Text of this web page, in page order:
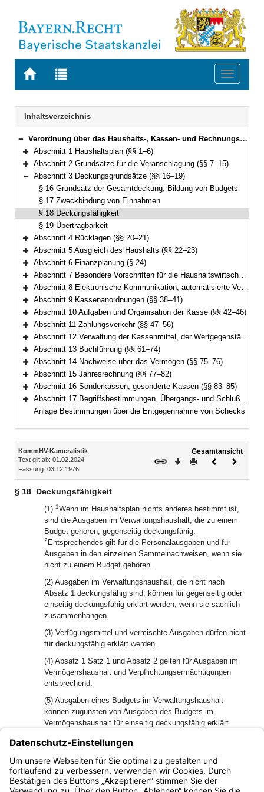
Zur
BAYERN.RECHT
Zur
letzten
Suche
Toggle
Navigation
Inhaltsverzeichnis
Bereich reduzieren
Verordnung über das Haushalts-, Kassen- und Rechnungswesen der Gemeinden, der Landkreise und der Bezirke nach den Grundsätzen der Kameralistik (Kommunalhaushaltsverordnung – Kameralistik – KommHV-Kameralistik) Vom 3. Dezember 1976 (BayRS Nr. II S. 443) BayRS 2023-1-I (§§ 1–89)
Bereich erweitern
Abschnitt 1 Haushaltsplan (§§ 1–6)
Bereich erweitern
Abschnitt 2 Grundsätze für die Veranschlagung (§§ 7–15)
Bereich reduzieren
Abschnitt 3 Deckungsgrundsätze (§§ 16–19)
§ 16 Grundsatz der Gesamtdeckung, Bildung von Budgets
§ 17 Zweckbindung von Einnahmen
§ 18 Deckungsfähigkeit
§ 19 Übertragbarkeit
Bereich erweitern
Abschnitt 4 Rücklagen (§§ 20–21)
Bereich erweitern
Abschnitt 5 Ausgleich des Haushalts (§§ 22–23)
Bereich erweitern
Abschnitt 6 Finanzplanung (§ 24)
Bereich erweitern
Abschnitt 7 Besondere Vorschriften für die Haushaltswirtschaft (§§ 25–36)
Bereich erweitern
Abschnitt 8 Elektronische Kommunikation, automatisierte Verfahren (§ 37)
Bereich erweitern
Abschnitt 9 Kassenanordnungen (§§ 38–41)
Bereich erweitern
Abschnitt 10 Aufgaben und Organisation der Kasse (§§ 42–46)
Bereich erweitern
Abschnitt 11 Zahlungsverkehr (§§ 47–56)
Bereich erweitern
Abschnitt 12 Verwaltung der Kassenmittel, der Wertgegenstände und anderer Gegenstände (§§ 57–60)
Bereich erweitern
Abschnitt 13 Buchführung (§§ 61–74)
Bereich erweitern
Abschnitt 14 Nachweise über das Vermögen (§§ 75–76)
Bereich erweitern
Abschnitt 15 Jahresrechnung (§§ 77–82)
Bereich erweitern
Abschnitt 16 Sonderkassen, gesonderte Kassen (§§ 83–85)
Bereich erweitern
Abschnitt 17 Begriffsbestimmungen, Übergangs- und Schlußvorschriften (§§ 86–89)
Anlage Bestimmungen über die Entgegennahme von Schecks
Inhalt
KommHV-Kameralistik
Text gilt ab: 01.02.2024
Fassung: 03.12.1976
Gesamtansicht
Download
DruckenVorheriges
§ 18 Deckungsfähigkeit
(1) 1Wenn im Haushaltsplan nichts anderes bestimmt ist,
sind die Ausgaben im Verwaltungshaushalt, die zu einem
Budget gehören, gegenseitig deckungsfähig.
2 Entsprechendes gilt für die Personalausgaben und für
Ausgaben in den einzelnen Sammelnachweisen, wenn sie
nicht zu einem Budget gehören.
(2) Ausgaben im Verwaltungshaushalt, die nicht nach
Absatz 1 deckungsfähig sind, können für gegenseitig oder
einseitig deckungsfähig erklärt werden, wenn sie sachlich
zusammenhängen.
(3) Verfügungsmittel und vermischte Ausgaben dürfen nicht
für deckungsfähig erklärt werden.
(4) Absatz 1 Satz 1 und Absatz 2 gelten für Ausgaben im
Vermögenshaushalt und Verpflichtungsermächtigungen
entsprechend.
(5) Ausgaben eines Budgets im Verwaltungshaushalt
können zugunsten von Ausgaben des Budgets im
Vermögenshaushalt für einseitig deckungsfähig erklärt
(6) Bei Deckungsfähigkeit können die deckungsberechtigten
Ausgabenansätze zu Lasten der deckungspflichtigen
Ansätze erhöht werden.